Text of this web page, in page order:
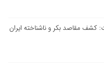
کشف مقاصد بکر و ناشناخته ایران